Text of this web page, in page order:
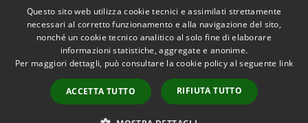
RSS
Accessibilità
Copyright © 2026 • Comune di
Municipium•
Accesso
redazione
Questo sito web utilizza cookie tecnici e assimilati strettamente
necessari al corretto funzionamento e alla navigazione del sito,
nonché un cookie tecnico analitico al solo fine di elaborare
informazioni statistiche, aggregate e anonime.
Per maggiori dettagli, può consultare la cookie policy al seguente link
ACCETTA TUTTO RIFIUTA TUTTO